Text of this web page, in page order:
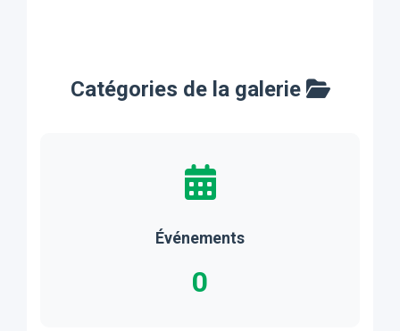
الحرم الجامعي
العلمي
Catégories de la galerie
Événements
0